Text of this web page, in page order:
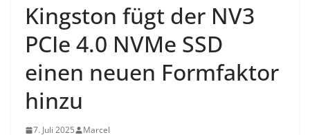
Kingston fügt der NV3
PCIe 4.0 NVMe SSD
einen neuen Formfaktor
hinzu
7. Juli 2025 Marcel